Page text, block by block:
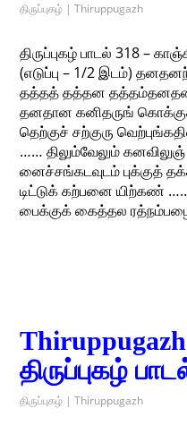
திருப்புகழ் | Thiruppugazh
திருப்புகழ் பாடல் 318 –
(எடுப்பு – 1/2 இடம்)
தத்தத் தத்தன
தனதான கனிதருங் கொக்குக்
தெற்குச் சற்குரு
…… திலும்வேலும்
னைச்சங்கடவுடம்
டிட்டுக் கற்பனை யிற்கண்
பைக்குக் கைத்தல
திருப்புகழ்
திருப்புகழ் | Thiruppugazh